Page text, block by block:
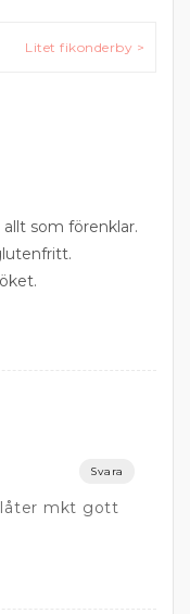
Litet fikonderby >
som förenklar.
Svara
mkt gott